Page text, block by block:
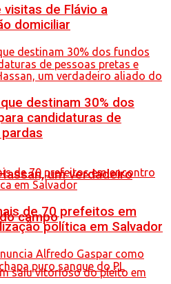
um verdadeiro
campo
de Flávio a
domiciliar
destinam 30% dos
candidaturas de
de 70 prefeitos em
política em Salvador